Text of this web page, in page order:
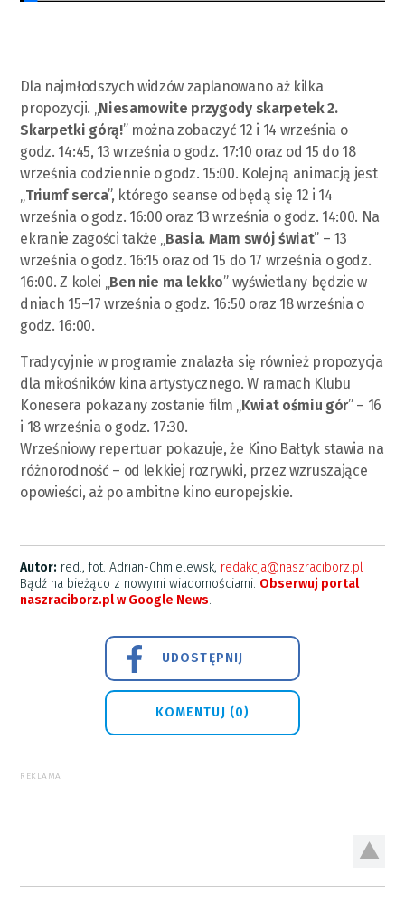
Dla najmłodszych widzów zaplanowano aż kilka
propozycji. „ Niesamowite przygody skarpetek 2.
Skarpetki górą!” można zobaczyć 12 i 14 września o
godz. 14:45, 13 września o godz. 17:10 oraz od 15 do 18
września codziennie o godz. 15:00. Kolejną animacją jest
Triumf serca”, którego seanse odbędą się 12 i 14
września o godz. 16:00 oraz 13 września o godz. 14:00. Na
ekranie zagości także „ Basia. Mam swój świat” – 13
września o godz. 16:15 oraz od 15 do 17 września o godz.
16:00. Z kolei „ Ben nie ma lekko” wyświetlany będzie w
dniach 15–17 września o godz. 16:50 oraz 18 września o
godz. 16:00.
Tradycyjnie w programie znalazła się również propozycja
dla miłośników kina artystycznego. W ramach Klubu
Konesera pokazany zostanie film „ Kwiat ośmiu gór” – 16
i 18 września o godz. 17:30.
Wrześniowy repertuar pokazuje, że Kino Bałtyk stawia na
różnorodność – od lekkiej rozrywki, przez wzruszające
opowieści, aż po ambitne kino europejskie.
Autor: red., fot. Adrian-Chmielewsk, redakcja@naszraciborz.pl
Bądź na bieżąco z nowymi wiadomościami. Obserwuj portal
naszraciborz.pl w Google News.
UDOSTĘPNIJ
KOMENTUJ (0)
REKLAMA